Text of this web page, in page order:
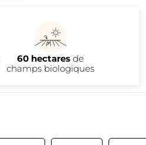
60 hectaresde
champs biologiques